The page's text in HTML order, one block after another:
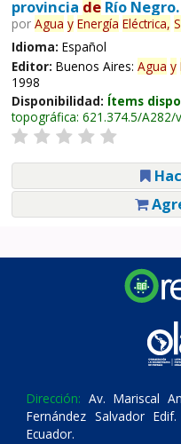
provincia deRío Negro.
por Agua y Energía Eléctrica,
Idioma: Español
Editor: Buenos Aires: Agua y
1998
Disponibilidad: Ítems
topográfica: 621.374.5/A282/
Dirección: Av. Mariscal
Fernández Salvador
Ecuador.